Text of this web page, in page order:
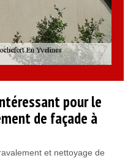
pour le
de façade à
et nettoyage de